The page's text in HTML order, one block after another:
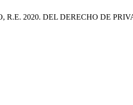
R.E. 2020. DEL DERECHO DE